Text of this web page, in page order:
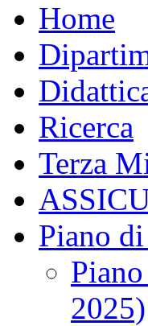
Home
Ricerca
Terza
Piano
2025)